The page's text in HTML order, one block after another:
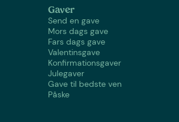
Gaver
Send en gave
Mors dags gave
Fars dags gave
Valentinsgave
Konfirmationsgaver
Julegaver
Gave til bedste ven
Påske